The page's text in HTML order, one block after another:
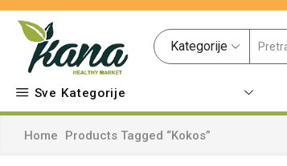
Kategorije
Sve Kategorije
Home Products Tagged “kokos”